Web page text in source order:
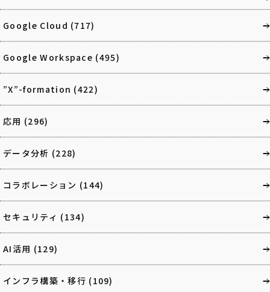
Google Cloud (717)
Google Workspace (495)
”X”-formation (422)
応用 (296)
データ分析 (228)
コラボレーション (144)
セキュリティ (134)
AI活用 (129)
インフラ構築・移行 (109)